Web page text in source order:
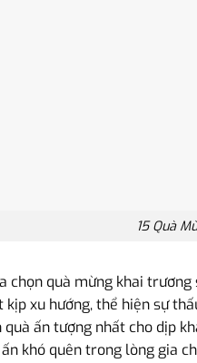
15 Quà
chọn quà mừng khai
kịp xu hướng, thể hiện sự
quà ấn tượng nhất cho dịp
khó quên trong lòng gia